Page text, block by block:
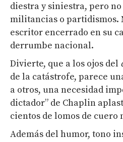
diestra y siniestra, pero
militancias o partidismos.
escritor encerrado en su
derrumbe nacional.
Divierte, que a los ojos del
de la catástrofe, parece
a otros, una necesidad
dictador” de Chaplin
cientos de lomos de cuero
Además del humor, tono